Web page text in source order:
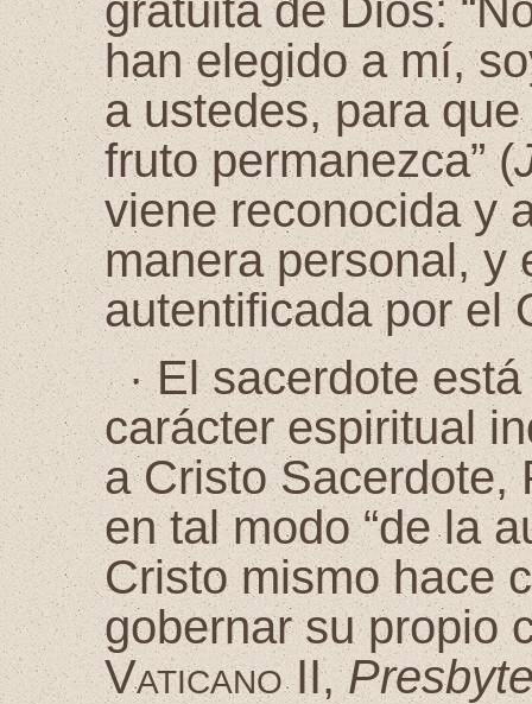
gratuita de Dios:
han elegido a mí,
a ustedes, para
fruto permanezca” (
viene reconocida y
manera personal, y
autentificada por el
· El sacerdote
carácter espiritual
a Cristo Sacerdote,
en tal modo “de la
Cristo mismo hace
gobernar su propio
Vaticano II,